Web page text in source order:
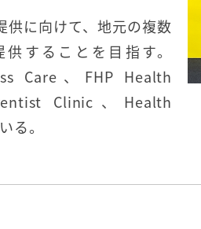
供に向けて、地元の複数
することを目指す。
Care、FHP Health
Clinic、Health
る。